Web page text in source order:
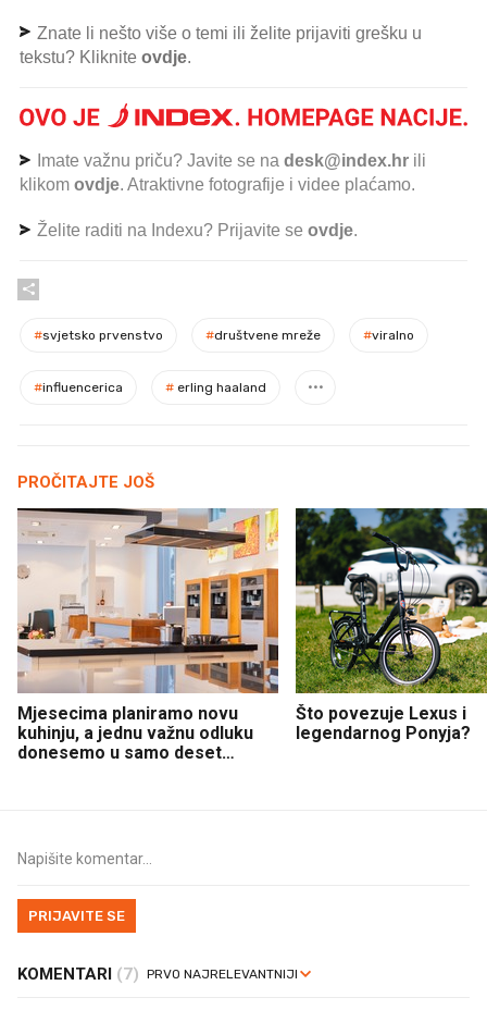
Znate li nešto više o temi ili želite prijaviti grešku u
tekstu? Kliknite ovdje.
Imate važnu priču? Javite se na desk@index.hr ili
klikom ovdje. Atraktivne fotografije i videe plaćamo.
Želite raditi na Indexu? Prijavite se ovdje.
#svjetsko prvenstvo #društvene mreže #viralno
#influencerica # erling haaland
PROČITAJTE JOŠ
Mjesecima planiramo novu
kuhinju, a jednu važnu odluku
donesemo u samo deset
Što povezuje Lexus i
legendarnog Ponyja?
PRIJAVITE SE
KOMENTARI (7)